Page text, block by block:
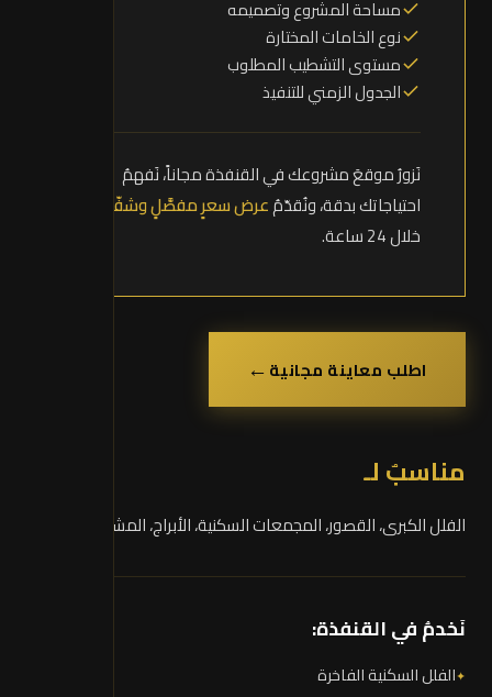
مساحة المشروع وتصميمه
نوع الخامات المختارة
مستوى التشطيب المطلوب
الجدول الزمني للتنفيذ
نَزورُ موقعَ مشروعك في القنفذة مجاناً، نَفهمُ
احتياجاتك بدقة، ونُقدّمُعرض سعرٍ مفصَّلٍ وشفّاف
خلال 24 ساعة.
اطلب معاينة مجانية←
مناسبٌ لـ
الفلل الكبرى، القصور، المجمعات السكنية، الأبراج، المشاريع التجارية
نَخدمُ في القنفذة:
الفلل السكنية الفاخرة